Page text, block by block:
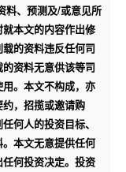
料、预测及/或意见所
本文的内容作出修
的资料违反任何司
资料无意供该等司
。本文不构成，亦
，招揽或邀请购
何人的投资目标、
本文无意提供任何
何投资决定。投资